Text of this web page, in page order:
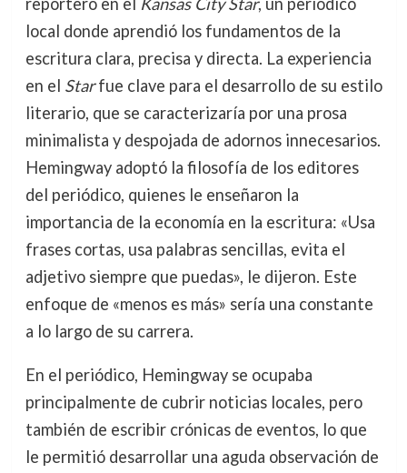
local donde aprendió los fundamentos de la
escritura clara, precisa y directa. La experiencia
en el Starfue clave para el desarrollo de su estilo
literario, que se caracterizaría por una prosa
minimalista y despojada de adornos innecesarios.
Hemingway adoptó la filosofía de los editores
del periódico, quienes le enseñaron la
importancia de la economía en la escritura: «Usa
frases cortas, usa palabras sencillas, evita el
adjetivo siempre que puedas», le dijeron. Este
enfoque de «menos es más» sería una constante
a lo largo de su carrera.
En el periódico, Hemingway se ocupaba
principalmente de cubrir noticias locales, pero
también de escribir crónicas de eventos, lo que
le permitió desarrollar una aguda observación de